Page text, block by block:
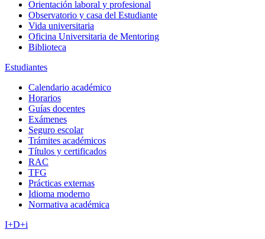
Orientación laboral y profesional
Observatorio y casa del Estudiante
Vida universitaria
Oficina Universitaria de Mentoring
Biblioteca
Estudiantes
Calendario académico
Horarios
Guías docentes
Exámenes
Seguro escolar
Trámites académicos
Títulos y certificados
RAC
TFG
Prácticas externas
Idioma moderno
Normativa académica
I+D+i